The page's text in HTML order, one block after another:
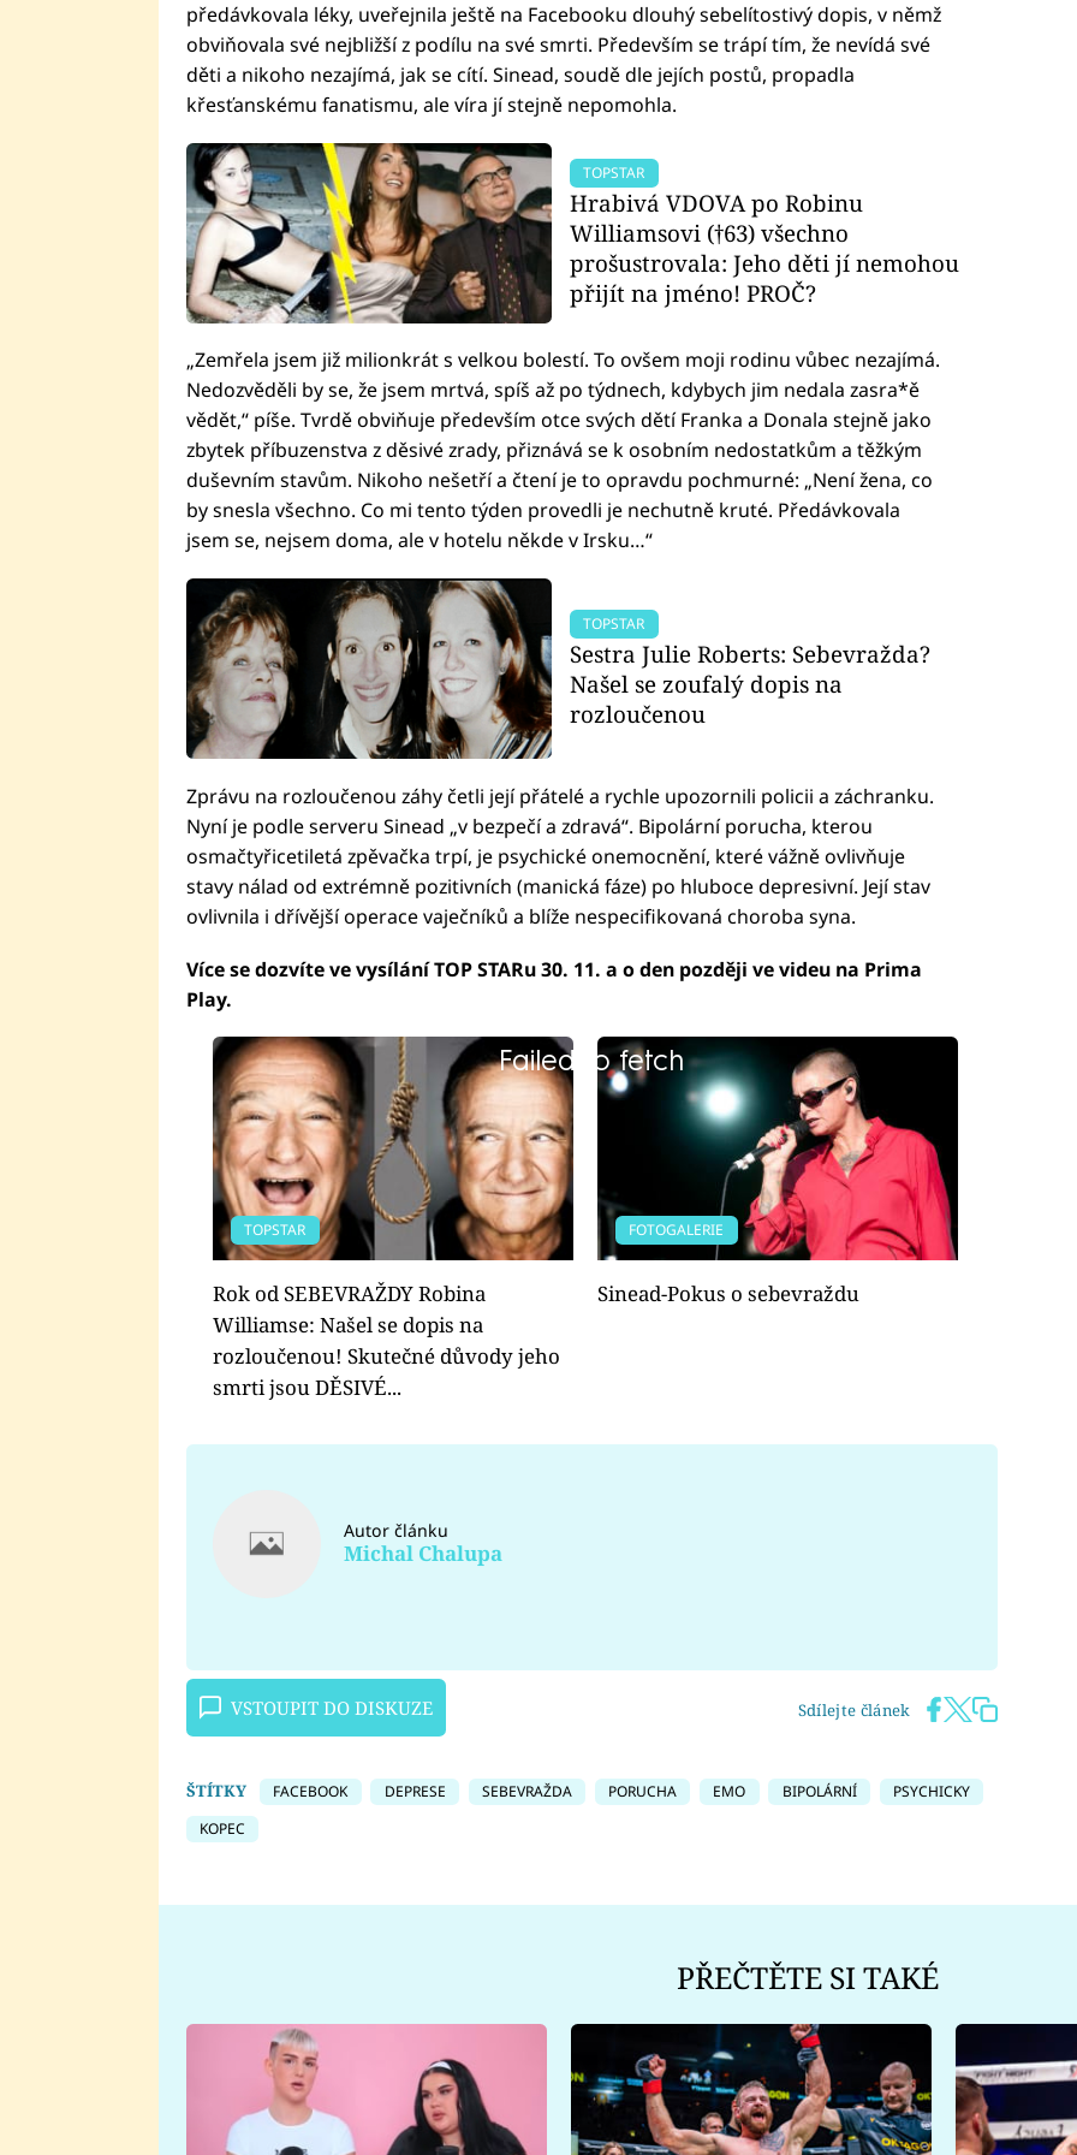
předávkovala léky, uveřejnila ještě na Facebooku dlouhý sebelítostivý dopis, v němž
obviňovala své nejbližší z podílu na své smrti. Především se trápí tím, že nevídá své
děti a nikoho nezajímá, jak se cítí. Sinead, soudě dle jejích postů, propadla
křesťanskému fanatismu, ale víra jí stejně nepomohla.
TOPSTAR
Hrabivá VDOVA po Robinu
Williamsovi (†63) všechno
prošustrovala: Jeho děti jí nemohou
přijít na jméno! PROČ?
„Zemřela jsem již milionkrát s velkou bolestí. To ovšem moji rodinu vůbec nezajímá.
Nedozvěděli by se, že jsem mrtvá, spíš až po týdnech, kdybych jim nedala zasra*ě
vědět,“ píše. Tvrdě obviňuje především otce svých dětí Franka a Donala stejně jako
zbytek příbuzenstva z děsivé zrady, přiznává se k osobním nedostatkům a těžkým
duševním stavům. Nikoho nešetří a čtení je to opravdu pochmurné: „Není žena, co
by snesla všechno. Co mi tento týden provedli je nechutně kruté. Předávkovala
jsem se, nejsem doma, ale v hotelu někde v Irsku…“
TOPSTAR
Sestra Julie Roberts: Sebevražda?
Našel se zoufalý dopis na
rozloučenou
Zprávu na rozloučenou záhy četli její přátelé a rychle upozornili policii a záchranku.
Nyní je podle serveru Sinead „v bezpečí a zdravá“. Bipolární porucha, kterou
osmačtyřicetiletá zpěvačka trpí, je psychické onemocnění, které vážně ovlivňuje
stavy nálad od extrémně pozitivních (manická fáze) po hluboce depresivní. Její stav
ovlivnila i dřívější operace vaječníků a blíže nespecifikovaná choroba syna.
Více se dozvíte ve vysílání TOP STARu 30. 11. a o den později ve videu na Prima
Play.
Failed to fetch
TOPSTAR
Rok od SEBEVRAŽDY Robina
Williamse: Našel se dopis na
rozloučenou! Skutečné důvody jeho
smrti jsou DĚSIVÉ...
FOTOGALERIE
Sinead-Pokus o sebevraždu
Autor článku
Michal Chalupa
VSTOUPIT DO DISKUZE Sdílejte článek
ŠTÍTKY FACEBOOK DEPRESE SEBEVRAŽDA PORUCHA EMO BIPOLÁRNÍ
PSYCHICKY
KOPEC
PŘEČTĚTE SI TAKÉ